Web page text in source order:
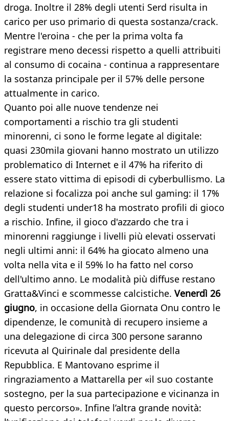
droga. Inoltre il 28% degli utenti Serd risulta in
carico per uso primario di questa sostanza/crack.
Mentre l'eroina - che per la prima volta fa
registrare meno decessi rispetto a quelli attribuiti
al consumo di cocaina - continua a rappresentare
la sostanza principale per il 57% delle persone
attualmente in carico.
Quanto poi alle nuove tendenze nei
comportamenti a rischio tra gli studenti
minorenni, ci sono le forme legate al digitale:
quasi 230mila giovani hanno mostrato un utilizzo
problematico di Internet e il 47% ha riferito di
essere stato vittima di episodi di cyberbullismo. La
relazione si focalizza poi anche sul gaming: il 17%
degli studenti under18 ha mostrato profili di gioco
a rischio. Infine, il gioco d'azzardo che tra i
minorenni raggiunge i livelli più elevati osservati
negli ultimi anni: il 64% ha giocato almeno una
volta nella vita e il 59% lo ha fatto nel corso
dell'ultimo anno. Le modalità più diffuse restano
Gratta&Vinci e scommesse calcistiche. Venerdì 26
giugno, in occasione della Giornata Onu contro le
dipendenze, le comunità di recupero insieme a
una delegazione di circa 300 persone saranno
ricevuta al Quirinale dal presidente della
Repubblica. E Mantovano esprime il
ringraziamento a Mattarella per «il suo costante
sostegno, per la sua partecipazione e vicinanza in
questo percorso». Infine l’altra grande novità: